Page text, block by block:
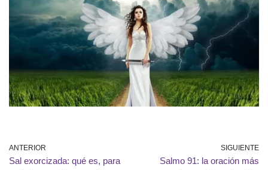
ANTERIOR
Sal exorcizada: qué es, para
SIGUIENTE
Salmo 91: la oración más